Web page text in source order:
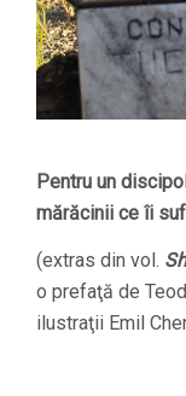
Pentru un
mărăcinii ce îi
(extras din vol.
o prefaţă de
ilustraţii Emil